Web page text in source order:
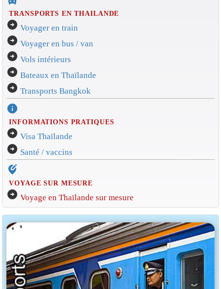
TRANSPORTS EN THAILANDE
arrow_circle_right Voyager en train
arrow_circle_right Voyager en bus / van
arrow_circle_right Vols intérieurs
arrow_circle_right Bateaux en Thaïlande
arrow_circle_right Transports Bangkok
info
INFORMATIONS PRATIQUES
arrow_circle_right Visa Thaïlande
arrow_circle_right Santé / vaccins
edit_location_alt
VOYAGE SUR MESURE
arrow_circle_right Voyage en Thaïlande sur mesure